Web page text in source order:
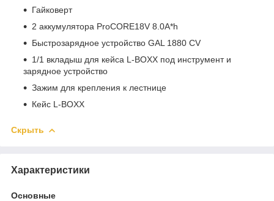
Гайковерт
2 аккумулятора ProCORE18V 8.0A*h
Быстрозарядное устройство GAL 1880 CV
1/1 вкладыш для кейса L-BOXX под инструмент и
зарядное устройство
Зажим для крепления к лестнице
Кейс L-BOXX
Скрыть
Характеристики
Основные